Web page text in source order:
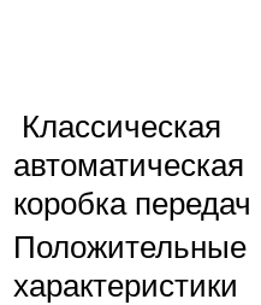
Классическая
автоматическая
коробка передач
Положительные
характеристики